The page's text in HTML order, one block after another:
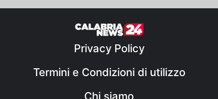
Privacy Policy
Termini e Condizioni di utilizzo
Chi siamo